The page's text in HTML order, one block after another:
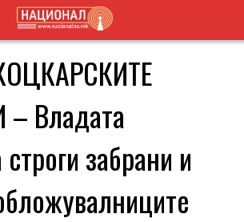
Владата
забрани и